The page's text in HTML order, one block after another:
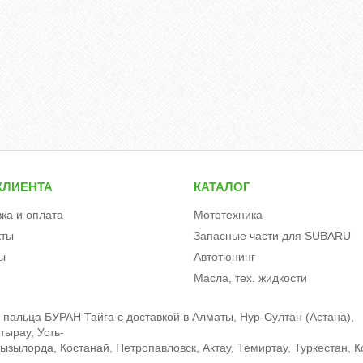
и оплата
КАТАЛОГ
Мототехника
Запасные части для SUBARU
Автотюнинг
Масла, тех. жидкости
БУРАН Тайга c доставкой в Алматы, Нур-Султан (Астана),
Усть-
Костанай, Петропавловск, Актау, Темиртау, Туркестан,